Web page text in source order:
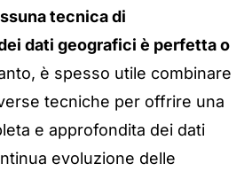
tecnica di
dati geografici è perfetta o
è spesso utile combinare
tecniche per offrire una
e approfondita dei dati
evoluzione delle